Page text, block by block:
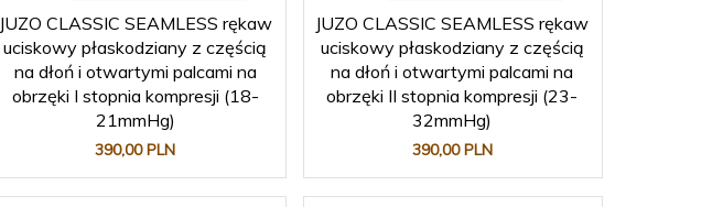
JUZO CLASSIC SEAMLESS rękaw
uciskowy płaskodziany z częścią
na dłoń i otwartymi palcami na
obrzęki I stopnia kompresji (18-
21mmHg)
390,00 PLN
JUZO CLASSIC SEAMLESS rękaw
uciskowy płaskodziany z częścią
na dłoń i otwartymi palcami na
obrzęki II stopnia kompresji (23-
32mmHg)
390,00 PLN